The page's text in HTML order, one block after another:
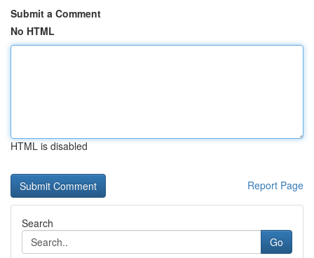
Submit a Comment
No HTML
HTML is disabled
Report Page
Search
Go